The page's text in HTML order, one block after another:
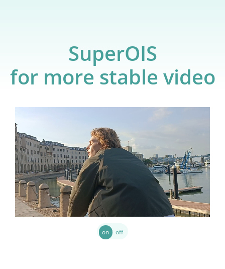
Toujours prêt, toujours stable.
SuperOIS
Sans OIS Avec OIS
SuperOIS est la meilleure solution de stabilisation optique
de la gamme. Cette stabilisation d’image optique « full-
SuperOIS
for more stable video
on off